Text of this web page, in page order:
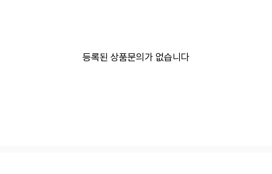
등록된 상품문의가 없습니다